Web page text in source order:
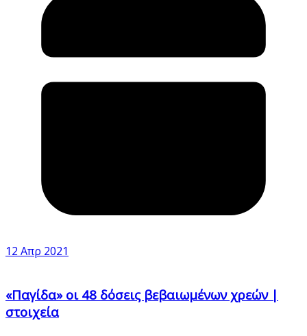
12 Απρ 2021
«Παγίδα» οι 48 δόσεις βεβαιωμένων χρεών |
στοιχεία